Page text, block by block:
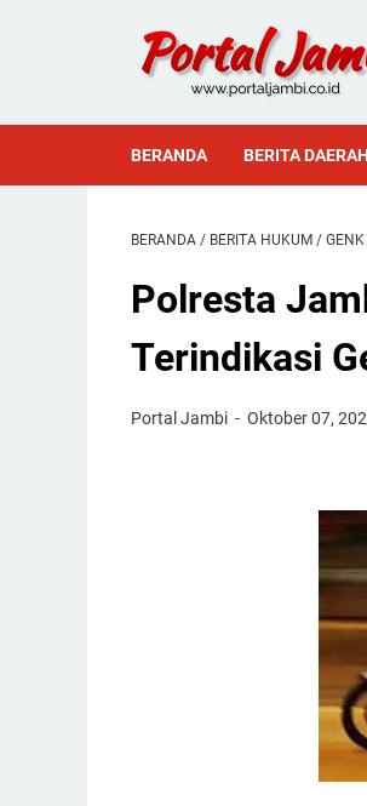
BERANDA BERITA DAERAH
BERANDA / BERITA HUKUM / GENK
Polresta
Terindikasi
Portal Jambi Oktober 07,